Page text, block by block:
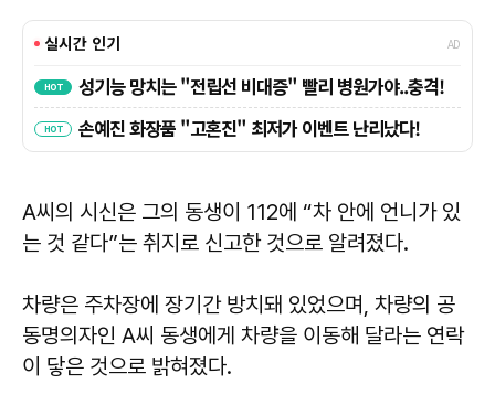
A씨의 시신은 그의 동생이 112에 “차 안에 언니가 있
는 것 같다”는 취지로 신고한 것으로 알려졌다.
차량은 주차장에 장기간 방치돼 있었으며, 차량의 공
동명의자인 A씨 동생에게 차량을 이동해 달라는 연락
이 닿은 것으로 밝혀졌다.